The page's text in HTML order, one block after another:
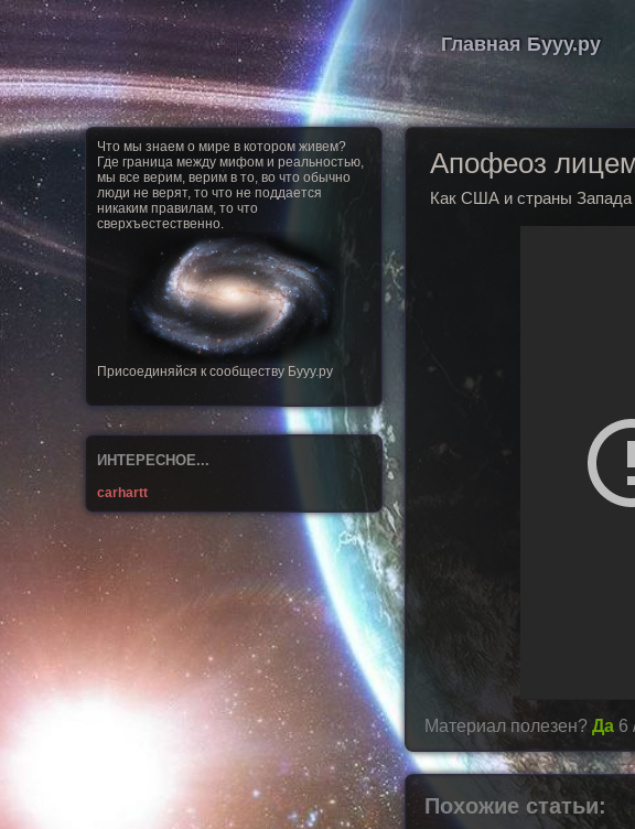
Главная Бууу.ру
Что мы знаем о мире в котором живем?
Где граница между мифом и реальностью,
мы все верим, верим в то, во что обычно
люди не верят, то что не поддается
никаким правилам, то что
сверхъестественно.
Присоединяйся к сообществу Бууу.ру
ИНТЕРЕСНОЕ...
carhartt
Апофеоз
Как США и страны Запада
Материал полезен? Да 6
Похожие статьи: